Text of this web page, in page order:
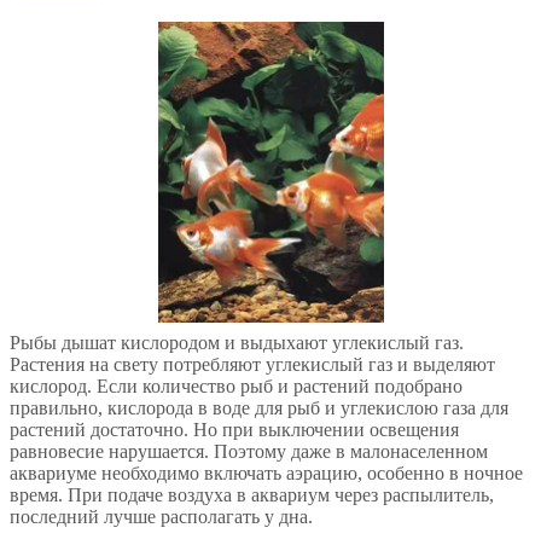
Рыбы дышат кислородом и выдыхают углекислый газ.
Растения на свету потребляют углекислый газ и выделяют
кислород. Если количество рыб и растений подобрано
правильно, кислорода в воде для рыб и углекислою газа для
растений достаточно. Но при выключении освещения
равновесие нарушается. Поэтому даже в малонаселенном
аквариуме необходимо включать аэрацию, особенно в ночное
время. При подаче воздуха в аквариум через распылитель,
последний лучше располагать у дна.